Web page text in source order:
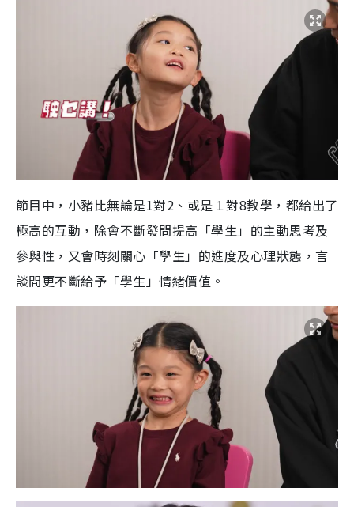
節目中，小豬比無論是1對2、或是１對8教學，都給出了
極高的互動，除會不斷發問提高「學生」的主動思考及
參與性，又會時刻關心「學生」的進度及心理狀態，言
談間更不斷給予「學生」情緒價值。